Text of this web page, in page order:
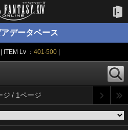
データベース
| ITEM Lv ： 401-500
ジ / 1ページ